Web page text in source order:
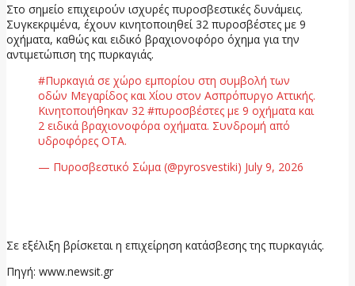
Στο σημείο επιχειρούν ισχυρές πυροσβεστικές δυνάμεις.
Συγκεκριμένα, έχουν κινητοποιηθεί 32 πυροσβέστες με 9
οχήματα, καθώς και ειδικό βραχιονοφόρο όχημα για την
αντιμετώπιση της πυρκαγιάς.
#Πυρκαγιά σε χώρο εμπορίου στη συμβολή των
οδών Μεγαρίδος και Χίου στον Ασπρόπυργο Αττικής.
Κινητοποιήθηκαν 32 #πυροσβέστες με 9 οχήματα και
2 ειδικά βραχιονοφόρα οχήματα. Συνδρομή από
υδροφόρες ΟΤΑ.
— Πυροσβεστικό Σώμα (@pyrosvestiki) July 9, 2026
Σε εξέλιξη βρίσκεται η επιχείρηση κατάσβεσης της πυρκαγιάς.
Πηγή: www.newsit.gr